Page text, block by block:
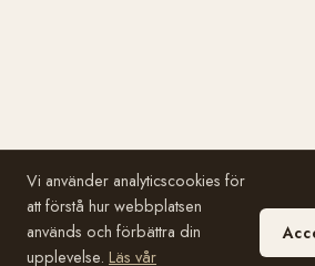
Vi använder analyticscookies för
att förstå hur webbplatsen
används och förbättra din
upplevelse. Läs vår